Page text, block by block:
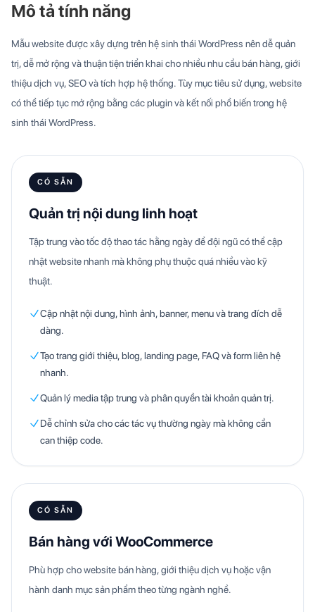
Mô tả tính năng
Mẫu website được xây dựng trên hệ sinh thái WordPress nên dễ quản
trị, dễ mở rộng và thuận tiện triển khai cho nhiều nhu cầu bán hàng, giới
thiệu dịch vụ, SEO và tích hợp hệ thống. Tùy mục tiêu sử dụng, website
có thể tiếp tục mở rộng bằng các plugin và kết nối phổ biến trong hệ
sinh thái WordPress.
CÓ SẴN
Quản trị nội dung linh hoạt
Tập trung vào tốc độ thao tác hằng ngày để đội ngũ có thể cập
nhật website nhanh mà không phụ thuộc quá nhiều vào kỹ
thuật.
Cập nhật nội dung, hình ảnh, banner, menu và trang đích dễ
dàng.
Tạo trang giới thiệu, blog, landing page, FAQ và form liên hệ
nhanh.
Quản lý media tập trung và phân quyền tài khoản quản trị.
Dễ chỉnh sửa cho các tác vụ thường ngày mà không cần
can thiệp code.
CÓ SẴN
Bán hàng với WooCommerce
Phù hợp cho website bán hàng, giới thiệu dịch vụ hoặc vận
hành danh mục sản phẩm theo từng ngành nghề.